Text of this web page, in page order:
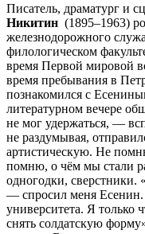
Писатель, драматург и
Никитин (1895–1963)
железнодорожного
филологическом
время Первой мировой
время пребывания в
познакомился с
литературном вечере
не мог удержаться, —
не раздумывая,
артистическую. Не
помню, о чём мы стали
одногодки, сверстники.
— спросил меня
университета. Я только
снять солдатскую